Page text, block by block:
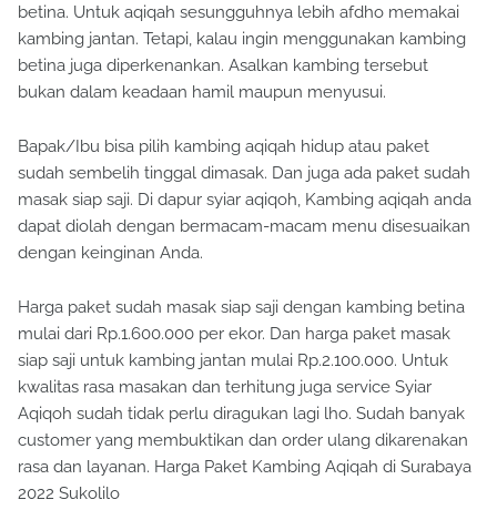
betina. Untuk aqiqah sesungguhnya lebih afdho memakai
kambing jantan. Tetapi, kalau ingin menggunakan kambing
betina juga diperkenankan. Asalkan kambing tersebut
bukan dalam keadaan hamil maupun menyusui.
Bapak/Ibu bisa pilih kambing aqiqah hidup atau paket
sudah sembelih tinggal dimasak. Dan juga ada paket sudah
masak siap saji. Di dapur syiar aqiqoh, Kambing aqiqah anda
dapat diolah dengan bermacam-macam menu disesuaikan
dengan keinginan Anda.
Harga paket sudah masak siap saji dengan kambing betina
mulai dari Rp.1.600.000 per ekor. Dan harga paket masak
siap saji untuk kambing jantan mulai Rp.2.100.000. Untuk
kwalitas rasa masakan dan terhitung juga service Syiar
Aqiqoh sudah tidak perlu diragukan lagi lho. Sudah banyak
customer yang membuktikan dan order ulang dikarenakan
rasa dan layanan. Harga Paket Kambing Aqiqah di Surabaya
2022 Sukolilo